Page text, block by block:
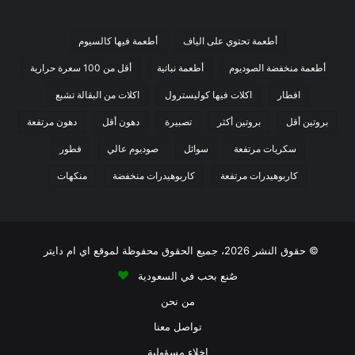
المكونات الغذائية في صامولي بيتي
بان أبيض من بنده
أطعمة تحتوي على الياف أطعمة فيها كالسيوم
أطعمة منخفضة الصوديوم أطعمة نباتية أقل من 100 سعرة حرارية
افطار اكلات فيها كوليسترول اكلات من البقالة تشبع
بروتين أقل بروتين أكثر تصبيرة دهون أقل دهون مرتفعة
سكريات مرتفعة سوائل صوديوم عالي فطور
كاربوهيدرات مرتفعة كاربوهيدرات منخفضة منكهات
© حقوق النشر 2026، جميع الحقوق محفوظة لموقع اي ام دايتر
صُنع بحب في السعودية
من نحن
تواصل معنا
إخلاء مسؤولية